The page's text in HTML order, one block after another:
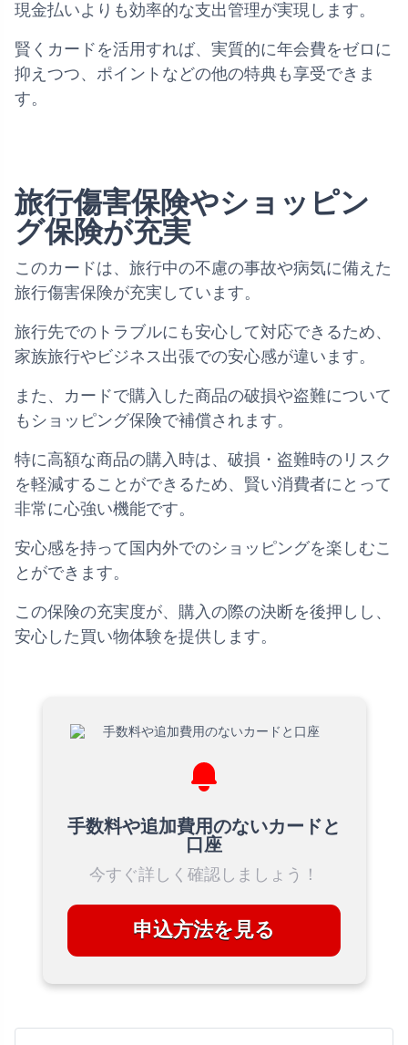
現金払いよりも効率的な支出管理が実現します。
賢くカードを活用すれば、実質的に年会費をゼロに
抑えつつ、ポイントなどの他の特典も享受できま
す。
旅行傷害保険やショッピン
グ保険が充実
このカードは、旅行中の不慮の事故や病気に備えた
旅行傷害保険が充実しています。
旅行先でのトラブルにも安心して対応できるため、
家族旅行やビジネス出張での安心感が違います。
また、カードで購入した商品の破損や盗難について
もショッピング保険で補償されます。
特に高額な商品の購入時は、破損・盗難時のリスク
を軽減することができるため、賢い消費者にとって
非常に心強い機能です。
安心感を持って国内外でのショッピングを楽しむこ
とができます。
この保険の充実度が、購入の際の決断を後押しし、
安心した買い物体験を提供します。
手数料や追加費用のないカードと
口座
今すぐ詳しく確認しましょう！
申込方法を見る